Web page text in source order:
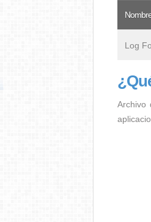
Log
Archivo